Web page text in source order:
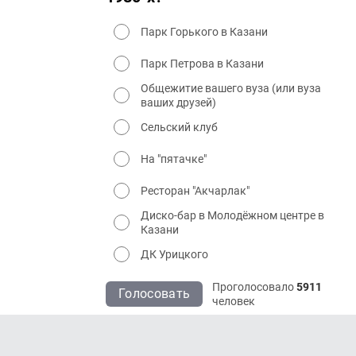
Парк Горького в Казани
Парк Петрова в Казани
Общежитие вашего вуза (или вуза
ваших друзей)
Сельский клуб
На "пятачке"
Ресторан "Акчарлак"
Диско-бар в Молодёжном центре в
Казани
ДК Урицкого
Голосовать Проголосовало5911
человек